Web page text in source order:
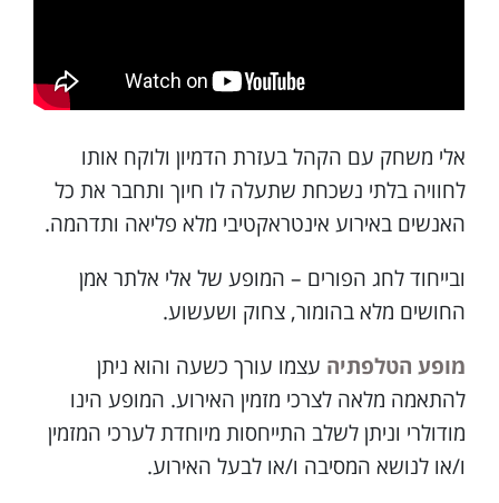
אלי משחק עם הקהל בעזרת הדמיון ולוקח אותו
לחוויה בלתי נשכחת שתעלה לו חיוך ותחבר את כל
האנשים באירוע אינטראקטיבי מלא פליאה ותדהמה.
ובייחוד לחג הפורים – המופע של אלי אלתר אמן
החושים מלא בהומור, צחוק ושעשוע.
מופע הטלפתיה עצמו עורך כשעה והוא ניתן
להתאמה מלאה לצרכי מזמין האירוע. המופע הינו
מודולרי וניתן לשלב התייחסות מיוחדת לערכי המזמין
ו/או לנושא המסיבה ו/או לבעל האירוע.